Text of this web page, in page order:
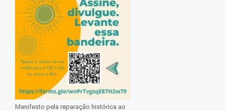
Manifesto pela reparação histórica ao